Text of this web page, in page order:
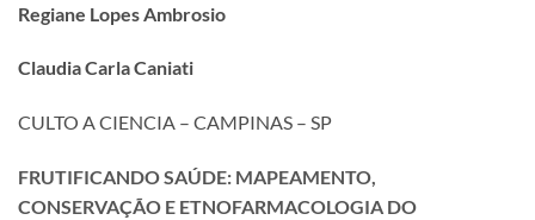
Regiane Lopes Ambrosio
Claudia Carla Caniati
CULTO A CIENCIA – CAMPINAS – SP
FRUTIFICANDO SAÚDE: MAPEAMENTO,
CONSERVAÇÃO E ETNOFARMACOLOGIA DO